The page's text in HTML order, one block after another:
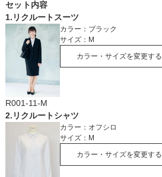
セット内容
1. リクルートスーツ
カラー： ブラック
サイズ： M
カラー・サイズを変更する
R001-11-M
2. リクルートシャツ
カラー： オフシロ
サイズ： M
カラー・サイズを変更する